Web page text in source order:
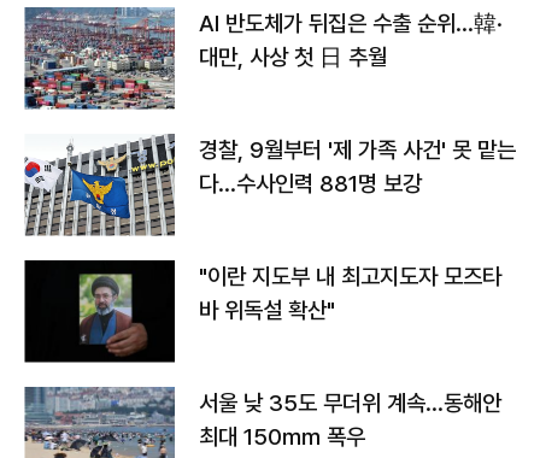
AI 반도체가 뒤집은 수출 순위…韓·
대만, 사상 첫 日 추월
경찰, 9월부터 '제 가족 사건' 못 맡는
다…수사인력 881명 보강
"이란 지도부 내 최고지도자 모즈타
바 위독설 확산"
서울 낮 35도 무더위 계속…동해안
최대 150㎜ 폭우